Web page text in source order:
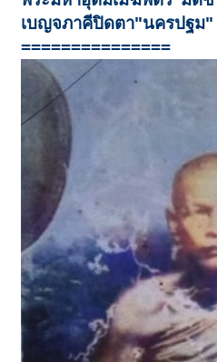
เบญจภาคีปิดตา"นครปฐม"
===============